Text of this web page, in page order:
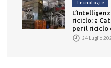
Tecnologie
riciclo: a
per il riciclo
24 Luglio